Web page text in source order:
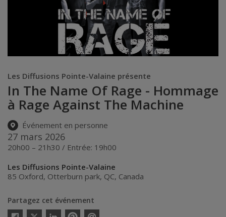
Les Diffusions Pointe-Valaine présente
In The Name Of Rage - Hommage
à Rage Against The Machine
Événement en personne
27 mars 2026
20h00 – 21h30 / Entrée: 19h00
Les Diffusions Pointe-Valaine
85 Oxford, Otterburn park, QC, Canada
Partagez cet événement
Twitter